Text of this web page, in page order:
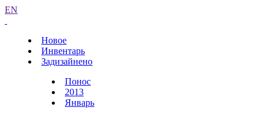
EN
Новое
Инвентарь
Задизайнено
Понос
2013
Январь